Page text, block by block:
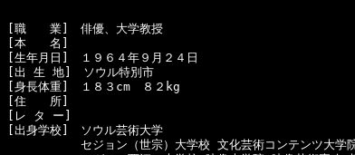
[職　　業]　俳優、大学教授
[本　　名]
[生年月日]　１９６４年９月２４日
[出 生 地]　ソウル特別市
[身長体重]　１８３cm　８２kg
[住　　所]
[レ タ ー]
[出身学校]　ソウル芸術大学
　　　　　セジョン（世宗）大学校 文化芸術コンテンツ大学